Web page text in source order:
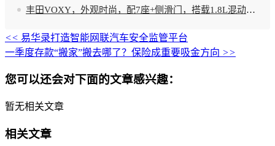
丰田VOXY，外观时尚，配7座+侧滑门，搭载1.8L混动，价格很亲民！
<< 易华录打造智能网联汽车安全监管平台
一季度存款“搬家”搬去哪了？保险成重要吸金方向 >>
您可以还会对下面的文章感兴趣：
暂无相关文章
相关文章